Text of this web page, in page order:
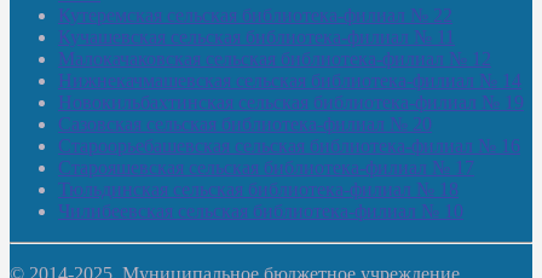
Кутеремская сельская библиотека-филиал № 22
Кучашевская сельская библиотека-филиал № 11
Малокачаковская сельская библиотека-филиал № 12
Нижнекачмашевская сельская библиотека-филиал № 14
Новокильбахтинская сельская библиотека-филиал № 19
Сазовская сельская библиотека-филиал № 20
Староорьебашевская сельская библиотека-филиал № 16
Старояшевская сельская библиотека-филиал № 17
Тюльдинская сельская библиотека-филиал № 18
Чилибеевская сельская библиотека-филиал № 10